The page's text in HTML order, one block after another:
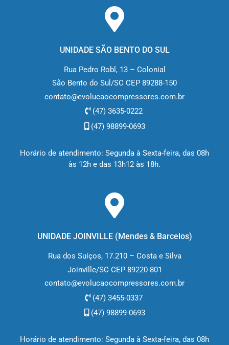
UNIDADE SÃO BENTO DO SUL
Rua Pedro Robl, 13 – Colonial
São Bento do Sul/SC CEP 89288-150
contato@evolucaocompressores.com.br
(47) 3635-0222
(47) 98899-0693
Horário de atendimento: Segunda à Sexta-feira, das 08h
às 12h e das 13h12 às 18h.
UNIDADE JOINVILLE (Mendes & Barcelos)
Rua dos Suíços, 17.210 – Costa e Silva
Joinville/SC CEP 89220-801
contato@evolucaocompressores.com.br
(47) 3455-0337
(47) 98899-0693
Horário de atendimento: Segunda à Sexta-feira, das 08h